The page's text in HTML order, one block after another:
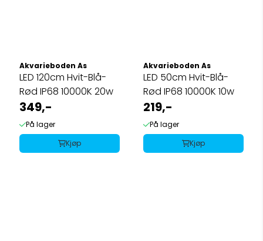
Akvarieboden As
LED 120cm Hvit-Blå-
Rød IP68 10000K 20w
349,-
På lager
Kjøp
Akvarieboden As
LED 50cm Hvit-Blå-
Rød IP68 10000K 10w
219,-
På lager
Kjøp